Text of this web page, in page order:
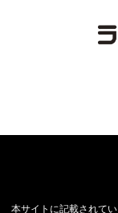
本サイトに記載されて